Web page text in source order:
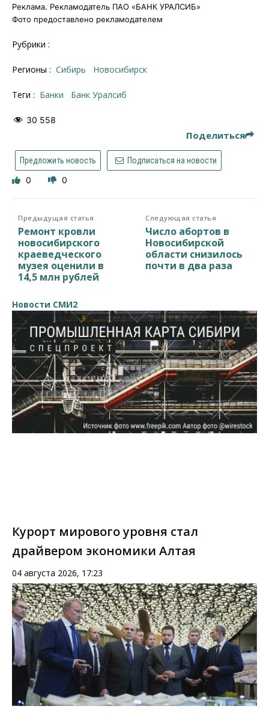
Реклама. Рекламодатель ПАО «БАНК УРАЛСИБ»
Фото предоставлено рекламодателем
Рубрики :
Регионы : Сибирь Новосибирск
Теги : банки Банк Уралсиб
30 558
Поделиться
Предложить новость Подписаться на новости
0 0
Предыдущая статья
Ремонт кровли
новосибирского
краеведческого
музея оценили в
14,5 млн рублей
Следующая статья
Число абортов в
Новосибирской
области снизилось
почти в два раза
Новости СМИ2
Курорт мирового уровня стал
драйвером экономики Алтая
04 августа 2026, 17:23